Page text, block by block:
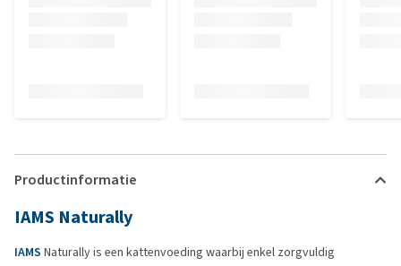
Productinformatie
IAMS Naturally
IAMS Naturally is een kattenvoeding waarbij enkel zorgvuldig